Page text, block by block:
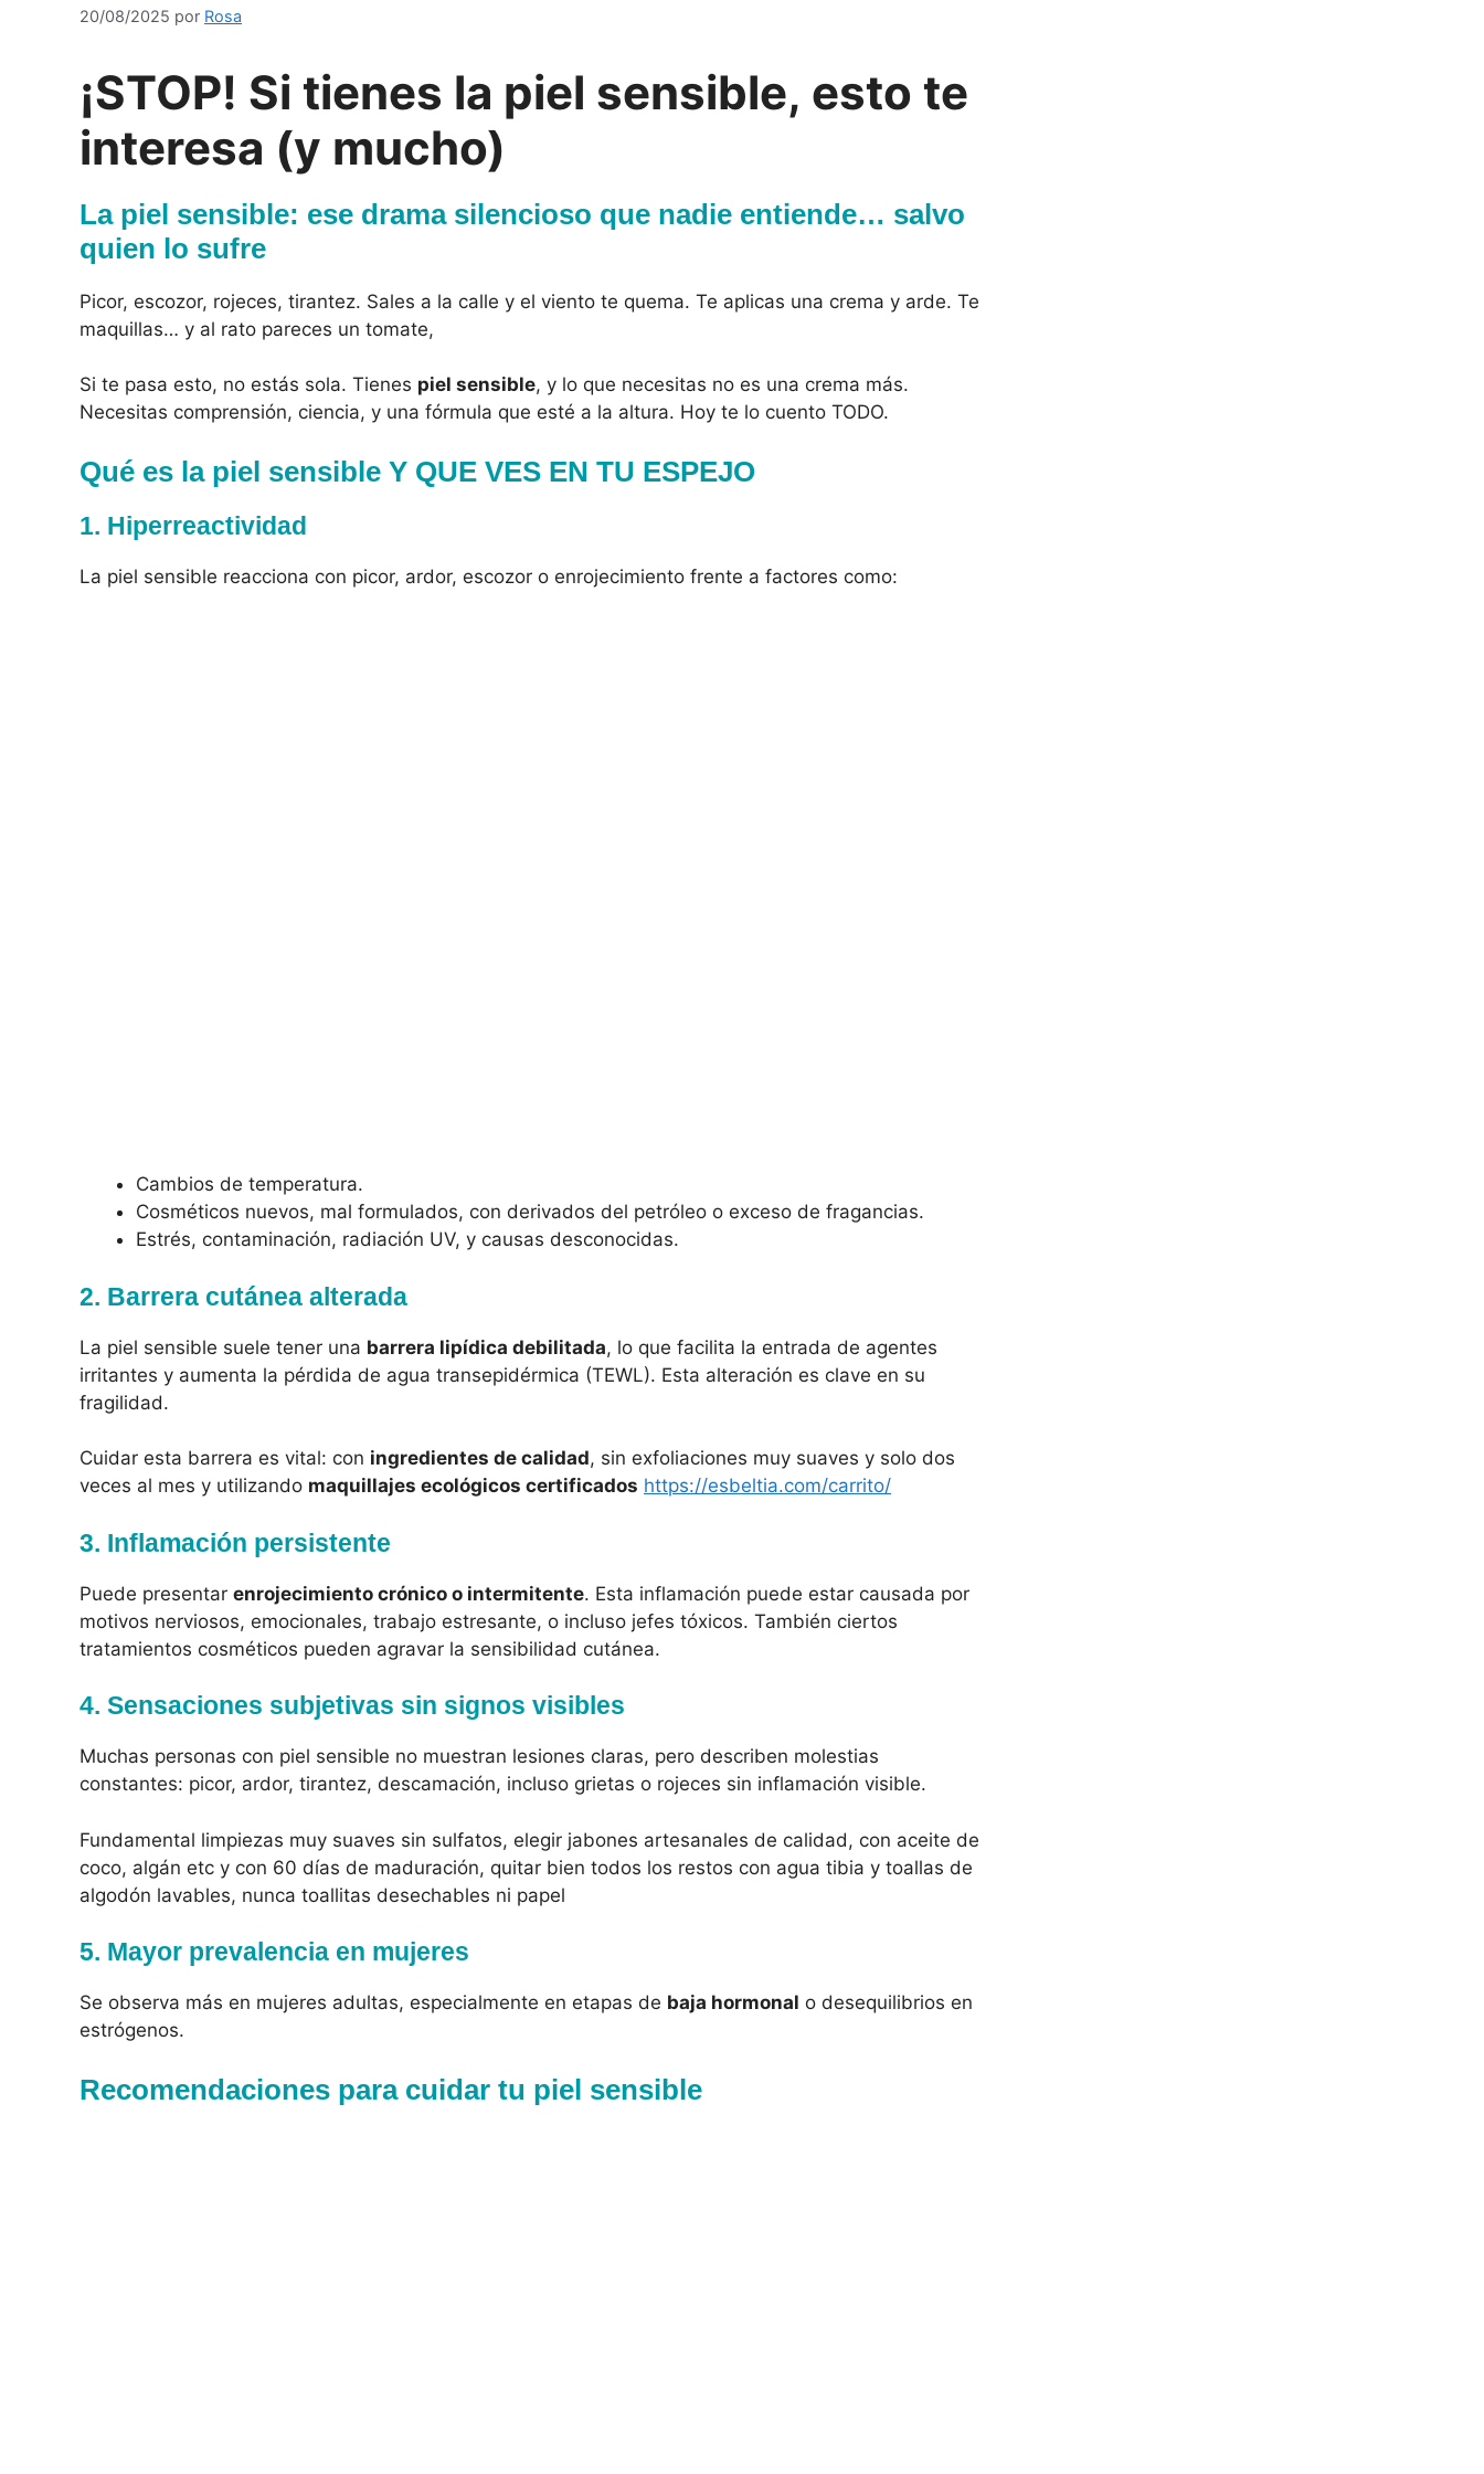
20/08/2025 por Rosa
¡STOP! Si tienes la piel sensible, esto te
interesa (y mucho)
La piel sensible: ese drama silencioso que nadie entiende… salvo
quien lo sufre
Picor, escozor, rojeces, tirantez. Sales a la calle y el viento te quema. Te aplicas una crema y arde. Te
maquillas… y al rato pareces un tomate,
Si te pasa esto, no estás sola. Tienes piel sensible, y lo que necesitas no es una crema más.
Necesitas comprensión, ciencia, y una fórmula que esté a la altura. Hoy te lo cuento TODO.
Qué es la piel sensible Y QUE VES EN TU ESPEJO
1. Hiperreactividad
La piel sensible reacciona con picor, ardor, escozor o enrojecimiento frente a factores como:
Cambios de temperatura.
Cosméticos nuevos, mal formulados, con derivados del petróleo o exceso de fragancias.
Estrés, contaminación, radiación UV, y causas desconocidas.
2. Barrera cutánea alterada
La piel sensible suele tener una barrera lipídica debilitada, lo que facilita la entrada de agentes
irritantes y aumenta la pérdida de agua transepidérmica (TEWL). Esta alteración es clave en su
fragilidad.
Cuidar esta barrera es vital: con ingredientes de calidad, sin exfoliaciones muy suaves y solo dos
veces al mes y utilizando maquillajes ecológicos certificados https://esbeltia.com/carrito/
3. Inflamación persistente
Puede presentar enrojecimiento crónico o intermitente. Esta inflamación puede estar causada por
motivos nerviosos, emocionales, trabajo estresante, o incluso jefes tóxicos. También ciertos
tratamientos cosméticos pueden agravar la sensibilidad cutánea.
4. Sensaciones subjetivas sin signos visibles
Muchas personas con piel sensible no muestran lesiones claras, pero describen molestias
constantes: picor, ardor, tirantez, descamación, incluso grietas o rojeces sin inflamación visible.
Fundamental limpiezas muy suaves sin sulfatos, elegir jabones artesanales de calidad, con aceite de
coco, algán etc y con 60 días de maduración, quitar bien todos los restos con agua tibia y toallas de
algodón lavables, nunca toallitas desechables ni papel
5. Mayor prevalencia en mujeres
Se observa más en mujeres adultas, especialmente en etapas de baja hormonal o desequilibrios en
estrógenos.
Recomendaciones para cuidar tu piel sensible